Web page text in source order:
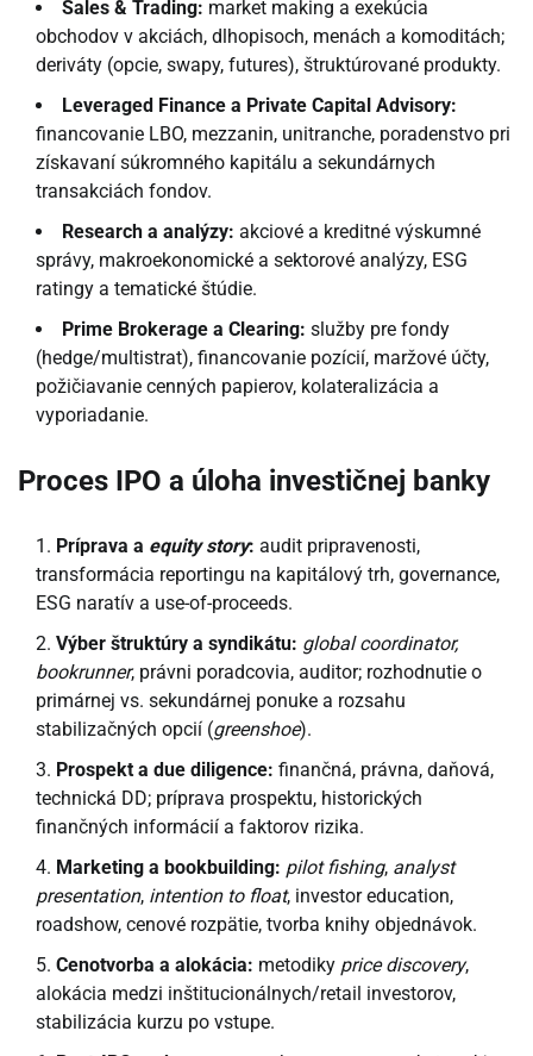
Sales & Trading: market making a exekúcia
obchodov v akciách, dlhopisoch, menách a komoditách;
deriváty (opcie, swapy, futures), štruktúrované produkty.
Leveraged Finance a Private Capital Advisory:
financovanie LBO, mezzanin, unitranche, poradenstvo pri
získavaní súkromného kapitálu a sekundárnych
transakciách fondov.
Research a analýzy: akciové a kreditné výskumné
správy, makroekonomické a sektorové analýzy, ESG
ratingy a tematické štúdie.
Prime Brokerage a Clearing: služby pre fondy
(hedge/multistrat), financovanie pozícií, maržové účty,
požičiavanie cenných papierov, kolateralizácia a
vyporiadanie.
Proces IPO a úloha investičnej banky
Príprava a equity story: audit pripravenosti,
transformácia reportingu na kapitálový trh, governance,
ESG naratív a use-of-proceeds.
Výber štruktúry a syndikátu: global coordinator,
bookrunner, právni poradcovia, auditor; rozhodnutie o
primárnej vs. sekundárnej ponuke a rozsahu
stabilizačných opcií (greenshoe).
Prospekt a due diligence: finančná, právna, daňová,
technická DD; príprava prospektu, historických
finančných informácií a faktorov rizika.
Marketing a bookbuilding: pilot fishing, analyst
presentation, intention to float, investor education,
roadshow, cenové rozpätie, tvorba knihy objednávok.
Cenotvorba a alokácia: metodiky price discovery,
alokácia medzi inštitucionálnych/retail investorov,
stabilizácia kurzu po vstupe.